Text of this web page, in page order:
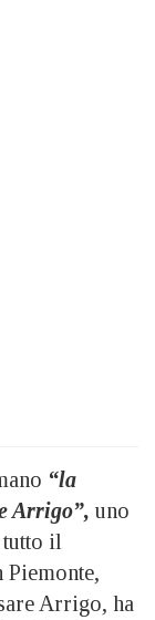
“la
Arrigo”, uno
il
Arrigo, ha